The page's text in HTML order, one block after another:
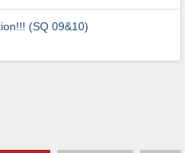
(SQ 09&10)